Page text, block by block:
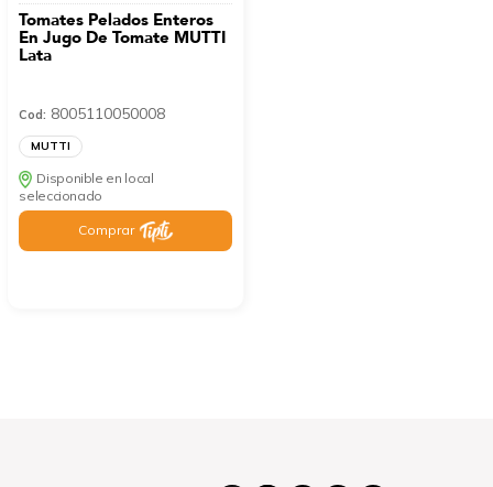
Tomates Pelados Enteros
En Jugo De Tomate MUTTI
Lata
Cod: 8005110050008
MUTTI
Disponible en local
seleccionado
Comprar